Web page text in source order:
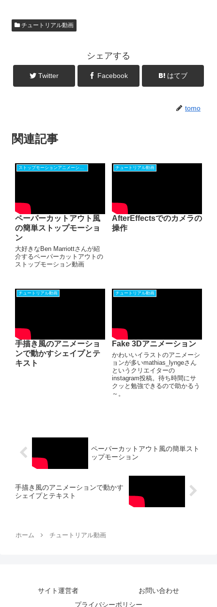
チュートリアル動画
シェアする
Twitter Facebook はてブ
tomo
関連記事
ストップモーションアニメーション
ペーパーカットアウト風
の簡単ストップモーショ
ン
大好きなBen Marriottさんが紹
介するペーパーカットアウトの
ストップモーション動画
チュートリアル動画
AfterEffectsでのカメラの
操作
チュートリアル動画
手描き風のアニメーショ
ンで動かすシェイプとテ
キスト
チュートリアル動画
Fake 3Dアニメーション
かわいいイラストのアニメーシ
ョンが多いmathias_lyngeさん
というクリエイターの
instagram投稿。待ち時間にサ
クッと勉強できるので助かるう
～。
ペーパーカットアウト風の簡単スト
ップモーション
手描き風のアニメーションで動かす
シェイプとテキスト
ホーム チュートリアル動画
サイト運営者
お問い合わせ
プライバシーポリシー